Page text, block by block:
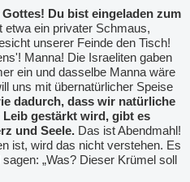
Du bist eingeladen zum
etwa ein privater Schmaus,
unserer Feinde den Tisch!
Manna! Die Israeliten gaben
ein und dasselbe Manna wäre
uns mit übernatürlicher Speise
dadurch, dass wir natürliche
gestärkt wird, gibt es
und Seele. Das ist Abendmahl!
ist, wird das nicht verstehen. Es
„Was? Dieser Krümel soll